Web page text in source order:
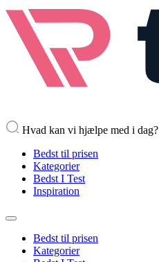
Hvad kan vi hjælpe med i dag?
Bedst til prisen
Kategorier
Bedst I Test
Inspiration
Bedst til prisen
Kategorier